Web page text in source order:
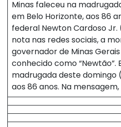
Minas faleceu na
em Belo Horizonte, aos 86
federal Newton Cardoso
nota nas redes sociais, a
governador de Minas
conhecido como “Newtão”.
madrugada deste domingo
aos 86 anos. Na mensagem,